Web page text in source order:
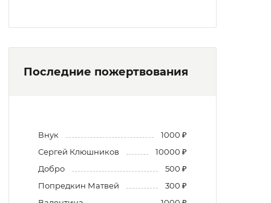
Последние пожертвования
Внук
1000 ₽
Сергей Клюшников
10000 ₽
Добро
500 ₽
Попредкин Матвей
300 ₽